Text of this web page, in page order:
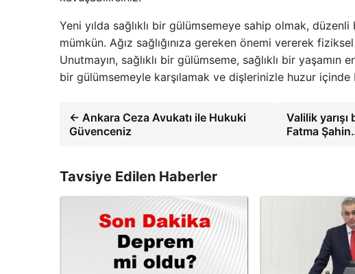
Yeni yılda sağlıklı bir gülümsemeye sahip olmak, düzenli
mümkün. Ağız sağlığınıza gereken önemi vererek
Unutmayın, sağlıklı bir gülümseme, sağlıklı bir yaşamın
bir gülümsemeyle karşılamak ve dişlerinizle huzur
← Ankara Ceza Avukatı ile Hukuki
Güvenceniz
Valilik
Fatma
Tavsiye Edilen Haberler